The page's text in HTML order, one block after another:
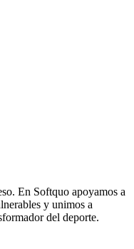
En Softquo apoyamos a
y unimos a
del deporte.